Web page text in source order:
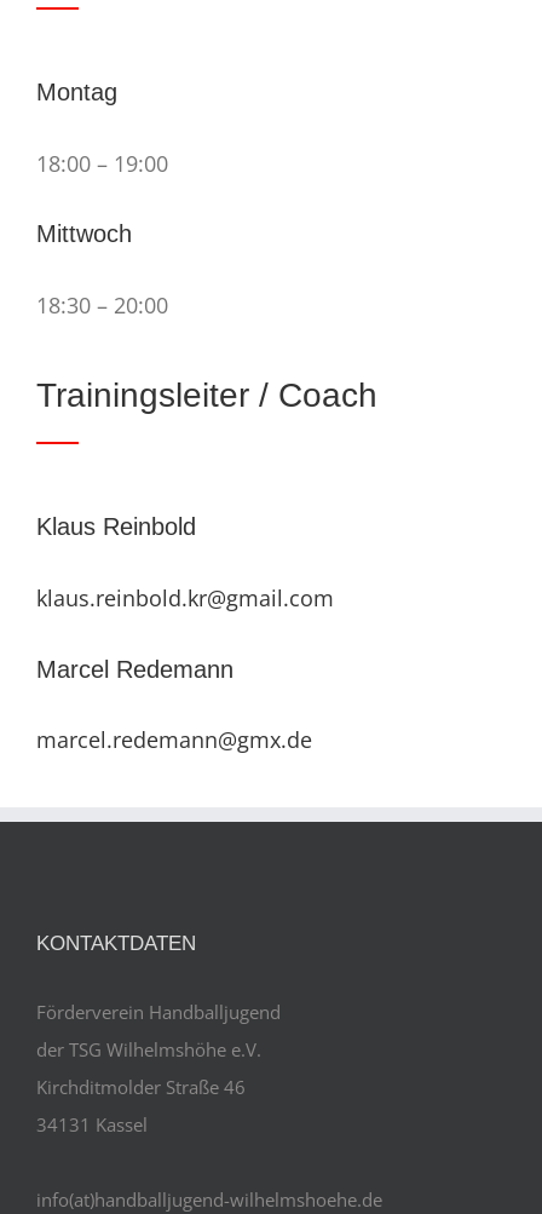
Montag
18:00 – 19:00
Mittwoch
18:30 – 20:00
Trainingsleiter / Coach
Klaus Reinbold
klaus.reinbold.kr@gmail.com
Marcel Redemann
marcel.redemann@gmx.de
KONTAKTDATEN
Förderverein Handballjugend
der TSG Wilhelmshöhe e.V.
Kirchditmolder Straße 46
34131 Kassel
info(at)handballjugend-wilhelmshoehe.de